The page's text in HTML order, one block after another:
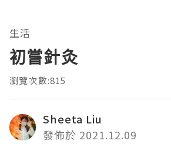
生活
初嘗針灸
瀏覽次數:815
Sheeta Liu
發佈於 2021.12.09